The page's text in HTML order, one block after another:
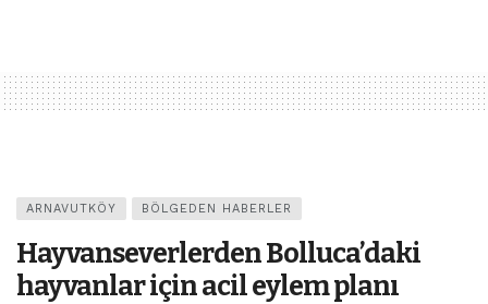
ARNAVUTKÖY BÖLGEDEN HABERLER
Hayvanseverlerden Bolluca’daki
hayvanlar için acil eylem planı